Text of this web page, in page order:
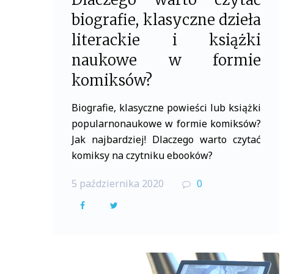
biografie, klasyczne dzieła
literackie i książki
naukowe w formie
komiksów?
Biografie, klasyczne powieści lub książki
popularnonaukowe w formie komiksów?
Jak najbardziej! Dlaczego warto czytać
komiksy na czytniku ebooków?
5 października 2020 0
F